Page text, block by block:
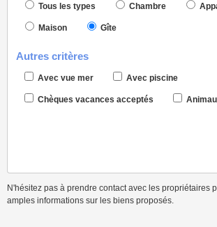
Tous les types Chambre
Maison Gîte
Autres critères
Avec vue mer Avec piscine
Chèques vacances acceptés
N'hésitez pas à prendre contact avec les propriétaires
amples informations sur les biens proposés.